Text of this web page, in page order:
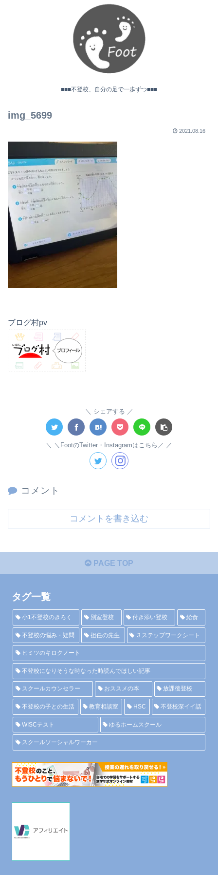
■■■不登校、自分の足で一歩ずつ■■■
img_5699
2021.08.16
ブログ村pv
シェアする
＼FootのTwitter・Instagramはこちら／
コメント
コメントを書き込む
PAGE TOP
タグ一覧
小1不登校のきろく 別室登校 付き添い登校 給食
不登校の悩み・疑問 担任の先生 ３ステップワークシート
ヒミツのキロクノート
不登校になりそうな時なった時読んでほしい記事
スクールカウンセラー おススメの本 放課後登校
不登校の子との生活 教育相談室 HSC 不登校深イイ話
WISCテスト ゆるホームスクール
スクールソーシャルワーカー